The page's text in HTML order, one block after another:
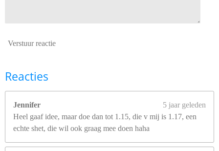
Verstuur reactie
Reacties
Jennifer
5 jaar geleden
Heel gaaf idee, maar doe dan tot 1.15, die v mij is 1.17, een
echte shet, die wil ook graag mee doen haha